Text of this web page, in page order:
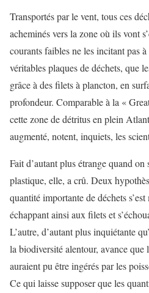
Transportés par le vent, tous ces
acheminés vers la zone où ils vont
courants faibles ne les incitant pas
véritables plaques de déchets, que
grâce à des filets à plancton, en
profondeur. Comparable à la «
cette zone de détritus en plein
augmenté, notent, inquiets, les
Fait d’autant plus étrange quand
plastique, elle, a crû. Deux
quantité importante de déchets
échappant ainsi aux filets et
L’autre, d’autant plus inquiétante
la biodiversité alentour, avance que
auraient pu être ingérés par les
Ce qui laisse supposer que les